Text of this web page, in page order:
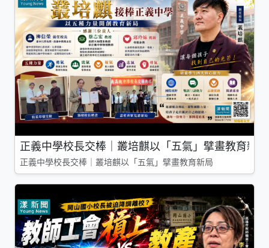
正義中學校長交棒｜叢培麒以「五氣」擘畫教育新局
正義中學校長交棒｜叢培麒以「五氣」擘畫教育新局